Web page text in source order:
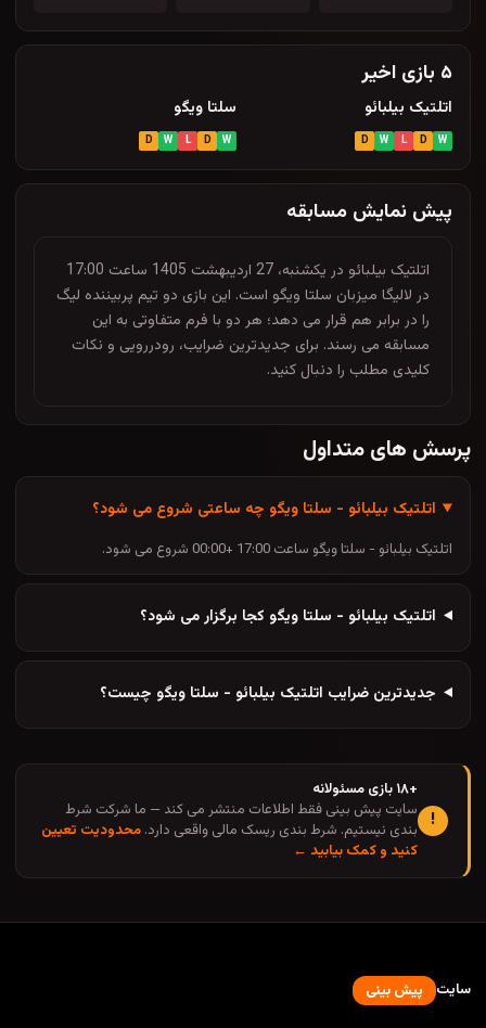
۵ بازی اخیر
اتلتیک بیلبائو
W
D
L
W
D
سلتا ویگو
W
D
L
W
D
پیش نمایش مسابقه
اتلتیک بیلبائو در یکشنبه، 27 اردیبهشت 1405 ساعت 17:00
در لالیگا میزبان سلتا ویگو است. این بازی دو تیم پربیننده لیگ
را در برابر هم قرار می دهد؛ هر دو با فرم متفاوتی به این
مسابقه می رسند. برای جدیدترین ضرایب، رودررویی و نکات
کلیدی مطلب را دنبال کنید.
پرسش های متداول
اتلتیک بیلبائو - سلتا ویگو چه ساعتی شروع می شود؟
اتلتیک بیلبائو - سلتا ویگو ساعت 17:00 +00:00 شروع می شود.
اتلتیک بیلبائو - سلتا ویگو کجا برگزار می شود؟
جدیدترین ضرایب اتلتیک بیلبائو - سلتا ویگو چیست؟
!
+۱۸ بازی مسئولانه
سایت پیش بینی فقط اطلاعات منتشر می کند — ما شرکت شرط
بندی نیستیم. شرط بندی ریسک مالی واقعی دارد. محدودیت تعیین
کنید و کمک بیابید ←
سایت پیش بینی